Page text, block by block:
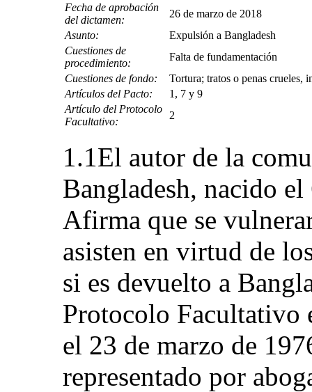
Fecha de aprobación
del dictamen:
26 de marzo de 2018
Asunto:
Expulsión a Bangladesh
Cuestiones de
procedimiento:
Falta de fundamentación
Cuestiones de fondo:
Tortura; tratos o penas crueles,
Artículos del Pacto:
1, 7 y 9
Artículo del Protocolo
Facultativo:
2
1.1El autor de la
Bangladesh, nacido
Afirma que se
asisten en virtud de
si es devuelto a
Protocolo Facultativo
el 23 de marzo de
representado por